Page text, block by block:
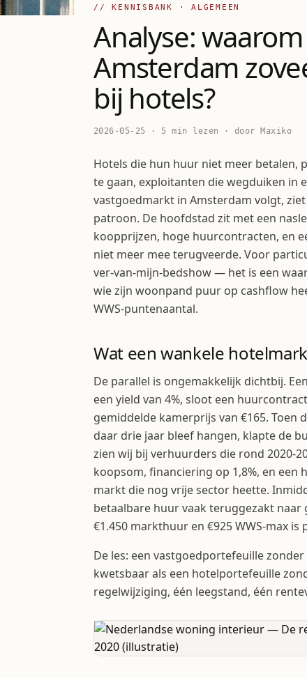
// KENNISBANK · ALGEMEEN
Analyse:
Amsterdam
bij hotels?
2026-05-25 · 5 min lezen · door Maxiko
Hotels die hun huur niet meer betalen,
te gaan, exploitanten die wegduiken in
vastgoedmarkt in Amsterdam volgt,
patroon. De hoofdstad zit met een
koopprijzen, hoge huurcontracten, en
niet meer mee terugveerde. Voor
ver-van-mijn-bedshow — het is een
wie zijn woonpand puur op cashflow
WWS-puntenaantal.
Wat een wankele
De parallel is ongemakkelijk dichtbij.
een yield van 4%, sloot een
gemiddelde kamerprijs van €165. Toen
daar drie jaar bleef hangen, klapte de
zien wij bij verhuurders die rond 2020-
koopsom, financiering op 1,8%, en
markt die nog vrije sector heette.
betaalbare huur vaak teruggezakt
€1.450 markthuur en €925 WWS-max
De les: een vastgoedportefeuille
kwetsbaar als een hotelportefeuille
regelwijziging, één leegstand, één